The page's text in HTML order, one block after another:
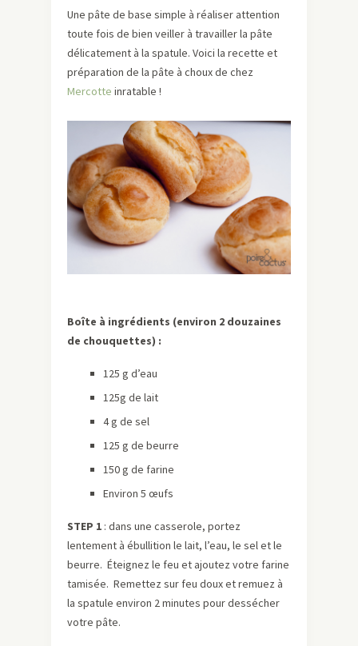
Une pâte de base simple à réaliser attention
toute fois de bien veiller à travailler la pâte
délicatement à la spatule. Voici la recette et
préparation de la pâte à choux de chez
Mercotte inratable !
Boîte à ingrédients (environ 2 douzaines
de chouquettes) :
125 g d’eau
125g de lait
4 g de sel
125 g de beurre
150 g de farine
Environ 5 œufs
STEP 1 : dans une casserole, portez
lentement à ébullition le lait, l’eau, le sel et le
beurre. Éteignez le feu et ajoutez votre farine
tamisée. Remettez sur feu doux et remuez à
la spatule environ 2 minutes pour dessécher
votre pâte.